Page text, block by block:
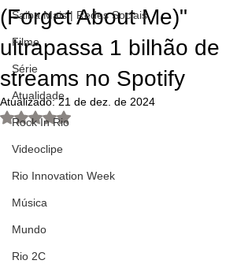
Saiba Mais | Redes Sociais
Filme
Série
Atualidade
Rock In Rio
Videoclipe
Rio Innovation Week
Música
Mundo
Rio 2C
(Forget About Me)"
ultrapassa 1 bilhão de
streams no Spotify
Atualizado:21 de dez. de 2024
Avaliado com NaN de 5 estrelas.